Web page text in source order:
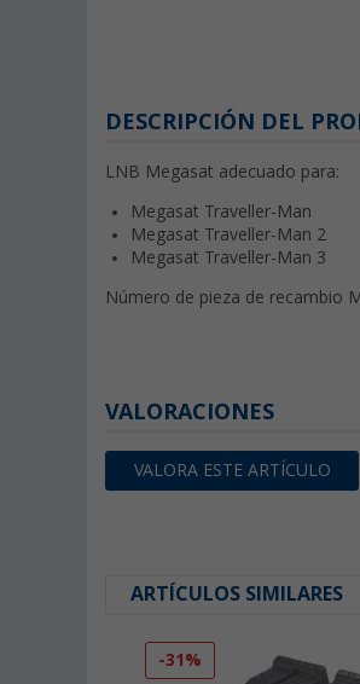
DESCRIPCIÓN DEL
LNB Megasat adecuado para:
Megasat Traveller-Man
Megasat Traveller-Man 2
Megasat Traveller-Man 3
Número de pieza de recambio
VALORACIONES
VALORA ESTE ARTÍCULO
ARTÍCULOS SIMILARES
-31%